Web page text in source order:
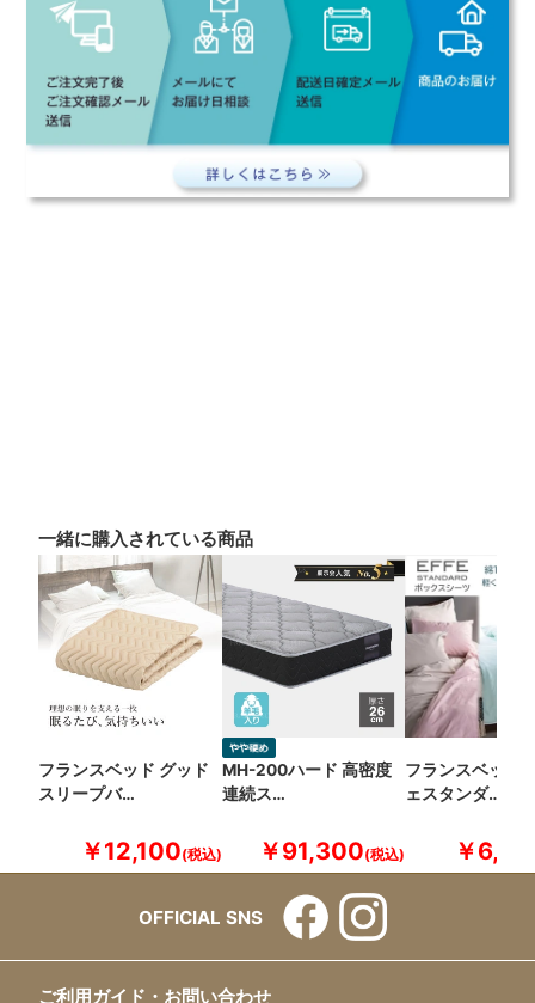
一緒に購入されている商品
フランスベッド グッド
スリープバ…
￥12,100
MH-200ハード 高密度
連続ス…
￥91,300
フランスベッド
ェスタンダ…
￥
OFFICIAL SNS
ご利用ガイド・お問い合わせ